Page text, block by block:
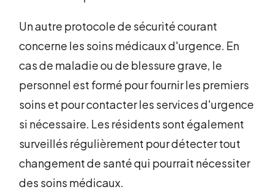
Un autre protocole de sécurité courant
concerne les soins médicaux d'urgence. En
cas de maladie ou de blessure grave, le
personnel est formé pour fournir les premiers
soins et pour contacter les services d'urgence
si nécessaire. Les résidents sont également
surveillés régulièrement pour détecter tout
changement de santé qui pourrait nécessiter
des soins médicaux.